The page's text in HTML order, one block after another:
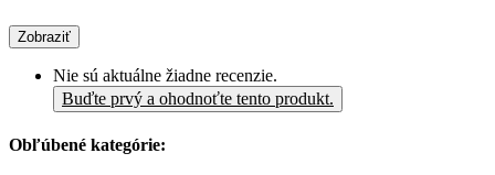
Zobraziť
Nie sú aktuálne žiadne recenzie.
Buďte prvý a ohodnoťte tento produkt.
Obľúbené kategórie: